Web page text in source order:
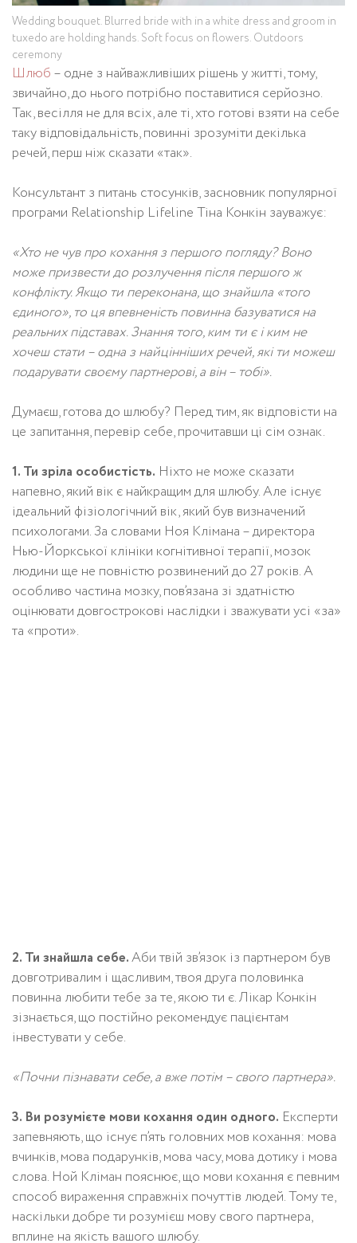
Wedding bouquet. Blurred bride with in a white dress and groom in
tuxedo are holding hands. Soft focus on flowers. Outdoors
ceremony
Шлюб – одне з найважливіших рішень у житті, тому,
звичайно, до нього потрібно поставитися серйозно.
Так, весілля не для всіх, але ті, хто готові взяти на себе
таку відповідальність, повинні зрозуміти декілька
речей, перш ніж сказати «так».
Консультант з питань стосунків, засновник популярної
програми Relationship Lifeline Тіна Конкін зауважує:
«Хто не чув про кохання з першого погляду? Воно
може призвести до розлучення після першого ж
конфлікту. Якщо ти переконана, що знайшла «того
єдиного», то ця впевненість повинна базуватися на
реальних підставах. Знання того, ким ти є і ким не
хочеш стати – одна з найцінніших речей, які ти можеш
подарувати своєму партнерові, а він – тобі».
Думаєш, готова до шлюбу? Перед тим, як відповісти на
це запитання, перевір себе, прочитавши ці сім ознак.
1. Ти зріла особистість. Ніхто не може сказати
напевно, який вік є найкращим для шлюбу. Але існує
ідеальний фізіологічний вік, який був визначений
психологами. За словами Ноя Клімана – директора
Нью-Йоркської клініки когнітивної терапії, мозок
людини ще не повністю розвинений до 27 років. А
особливо частина мозку, пов’язана зі здатністю
оцінювати довгострокові наслідки і зважувати усі «за»
та «проти».
2. Ти знайшла себе.Аби твій зв’язок із партнером був
довготривалим і щасливим, твоя друга половинка
повинна любити тебе за те, якою ти є. Лікар Конкін
зізнається, що постійно рекомендує пацієнтам
інвестувати у себе.
«Почни пізнавати себе, а вже потім – свого партнера».
3. Ви розумієте мови кохання один одного. Експерти
запевняють, що існує п’ять головних мов кохання: мова
вчинків, мова подарунків, мова часу, мова дотику і мова
слова. Ной Кліман пояснює, що мови кохання є певним
способ вираження справжніх почуттів людей. Тому те,
наскільки добре ти розумієш мову свого партнера,
вплине на якість вашого шлюбу.